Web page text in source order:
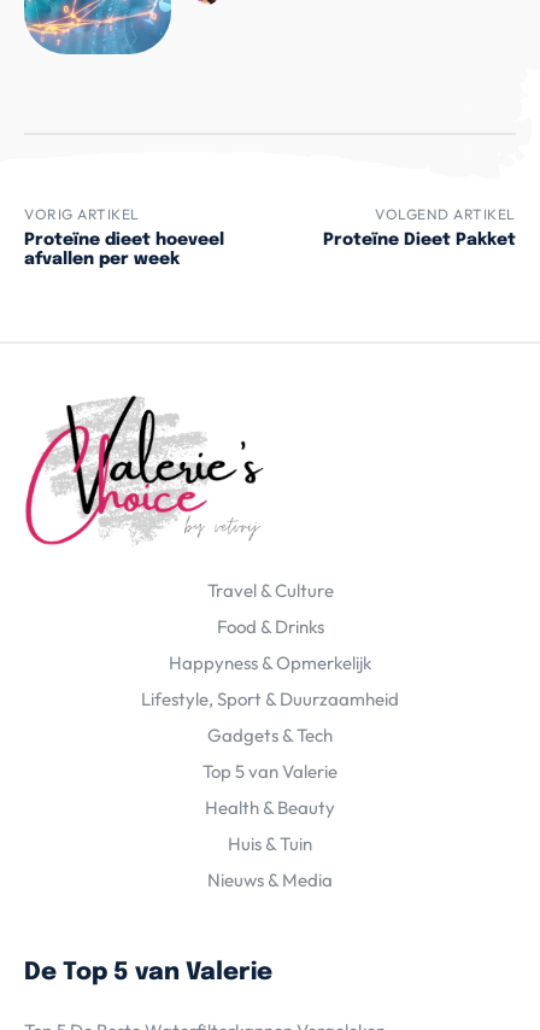
VORIG ARTIKEL
Proteïne dieet hoeveel
afvallen per week
VOLGEND ARTIKEL
Proteïne Dieet Pakket
Travel & Culture
Food & Drinks
Happyness & Opmerkelijk
Lifestyle, Sport & Duurzaamheid
Gadgets & Tech
Top 5 van Valerie
Health & Beauty
Huis & Tuin
Nieuws & Media
De Top 5 van Valerie